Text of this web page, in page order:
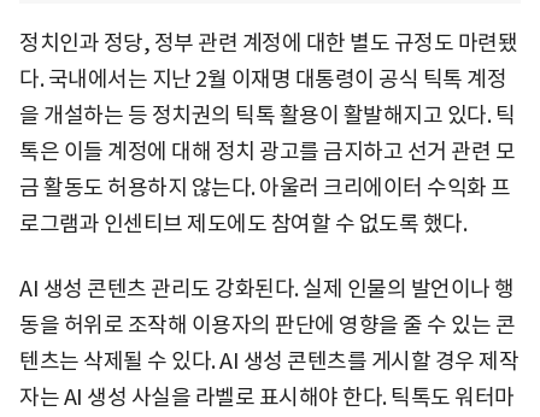
정치인과 정당, 정부 관련 계정에 대한 별도 규정도 마련됐
다. 국내에서는 지난 2월 이재명 대통령이 공식 틱톡 계정
을 개설하는 등 정치권의 틱톡 활용이 활발해지고 있다. 틱
톡은 이들 계정에 대해 정치 광고를 금지하고 선거 관련 모
금 활동도 허용하지 않는다. 아울러 크리에이터 수익화 프
로그램과 인센티브 제도에도 참여할 수 없도록 했다.
AI 생성 콘텐츠 관리도 강화된다. 실제 인물의 발언이나 행
동을 허위로 조작해 이용자의 판단에 영향을 줄 수 있는 콘
텐츠는 삭제될 수 있다. AI 생성 콘텐츠를 게시할 경우 제작
자는 AI 생성 사실을 라벨로 표시해야 한다. 틱톡도 워터마